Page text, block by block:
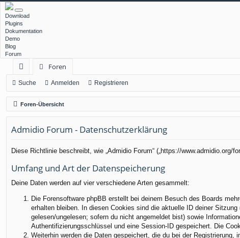
Download
Plugins
Dokumentation
Demo
Blog
Forum
ch
ne
llz
ug
Foren
Suche Anmelden Registrieren
Foren-Übersicht
Admidio Forum - Datenschutzerklärung
Diese Richtlinie beschreibt, wie „Admidio Forum“ („https://www.admidio.org/
Umfang und Art der Datenspeicherung
Deine Daten werden auf vier verschiedene Arten gesammelt:
Die Forensoftware phpBB erstellt bei deinem Besuch des Boards
erhalten bleiben. In diesen Cookies sind die aktuelle ID deiner
gelesen/ungelesen; sofern du nicht angemeldet bist) sowie
Authentifizierungsschlüssel und eine Session-ID gespeichert. Die
Weiterhin werden die Daten gespeichert, die du bei der